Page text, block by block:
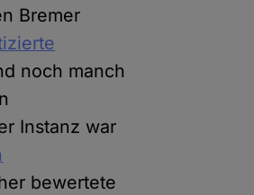
Bremer
noch manch
Instanz war
bewertete